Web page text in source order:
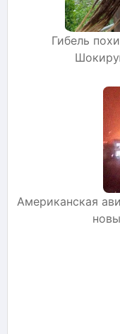
Гибель
Американская